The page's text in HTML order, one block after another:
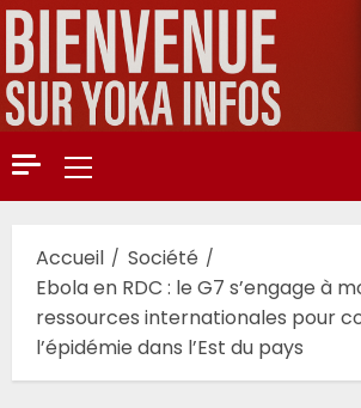
Aller
au
contenu
Menu
principal
Accueil
Société
Ebola en RDC : le G7 s’engage à
ressources internationales pour
l’épidémie dans l’Est du pays